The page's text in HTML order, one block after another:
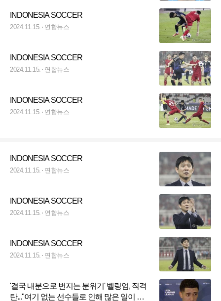
INDONESIA SOCCER
2024.11.15. 연합뉴스
INDONESIA SOCCER
2024.11.15. 연합뉴스
INDONESIA SOCCER
2024.11.15. 연합뉴스
INDONESIA SOCCER
2024.11.15. 연합뉴스
INDONESIA SOCCER
2024.11.15. 연합뉴스
INDONESIA SOCCER
2024.11.15. 연합뉴스
'결국 내분으로 번지는 분위기' 벨링엄, 직격
탄..."여기 없는 선수들로 인해 많은 일이 있